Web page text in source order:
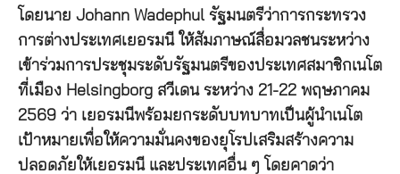
โดยนาย Johann Wadephul รัฐมนตรีว่าการกระทรวง
การต่างประเทศเยอรมนี ให้สัมภาษณ์สื่อมวลชนระหว่าง
เข้าร่วมการประชุมระดับรัฐมนตรีของประเทศสมาชิกเนโต
ที่เมือง Helsingborg สวีเดน ระหว่าง 21-22 พฤษภาคม
2569 ว่า เยอรมนีพร้อมยกระดับบทบาทเป็นผู้นำเนโต
เป้าหมายเพื่อให้ความมั่นคงของยุโรปเสริมสร้างความ
ปลอดภัยให้เยอรมนี และประเทศอื่น ๆ โดยคาดว่า